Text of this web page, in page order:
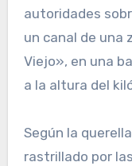
autoridades
un canal de una
Viejo», en una
a la altura del
Según la
rastrillado por